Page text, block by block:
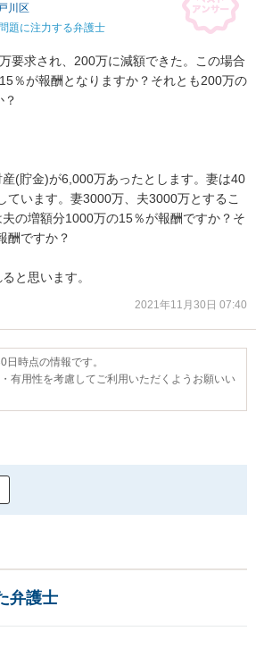
川区
題に注力する弁護士
要求され、200万に減額できた。この場合
％が報酬となりますか？それとも200万の
(貯金)が6,000万あったとします。妻は40
ています。妻3000万、夫3000万とするこ
の増額分1000万の15％が報酬ですか？そ
酬ですか？
と思います。
2021年11月30日 07:40
時点の情報です。
有用性を考慮してご利用いただくようお願いい
弁護士